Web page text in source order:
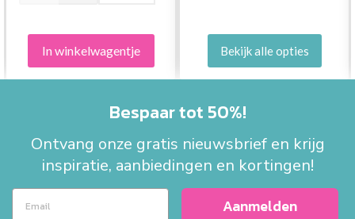
In winkelwagentje Bekijk alle opties
Bespaar tot 50%!
Ontvang onze gratis nieuwsbrief en krijg
inspiratie, aanbiedingen en kortingen!
Aanmelden